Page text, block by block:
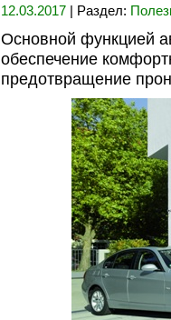
12.03.2017 | Раздел:
Основной функцией
обеспечение
предотвращение